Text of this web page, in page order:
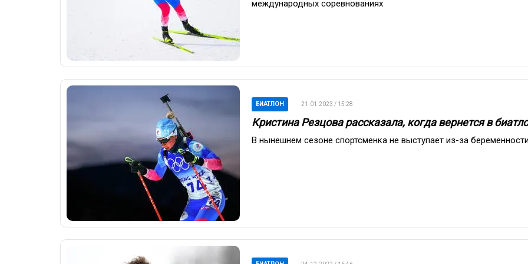
международных соревнованиях
БИАТЛОН 21.01.2023 / 15:28
Кристина Резцова рассказала, когда вернется в
В нынешнем сезоне спортсменка не выступает из-за